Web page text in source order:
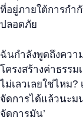
ที่อยู่ภายใต้การกำ
ปลอดภัย
ฉันกำลังพูดถึงคว
โครงสร้างค่าธรรม
ไม่เลวเลยใช่ไหม
จัดการได้แล้วนะม
จัดการมัน’